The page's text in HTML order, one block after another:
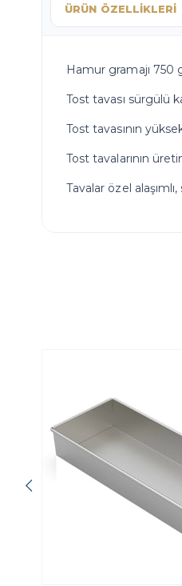
ÜRÜN ÖZELLIKLERI
Hamur gramajı 750
Tost tavası sürgülü
Tost tavasının
Tost tavalarının
Tavalar özel